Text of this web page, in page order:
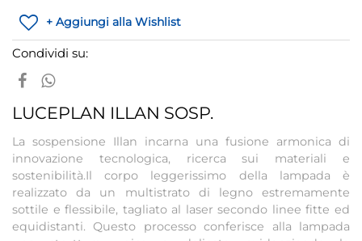
+ Aggiungi alla Wishlist
Condividi su:
LUCEPLAN ILLAN SOSP.
La sospensione Illan incarna una fusione armonica di
innovazione tecnologica, ricerca sui materiali e
sostenibilità.Il corpo leggerissimo della lampada è
realizzato da un multistrato di legno estremamente
sottile e flessibile, tagliato al laser secondo linee fitte ed
equidistanti. Questo processo conferisce alla lampada